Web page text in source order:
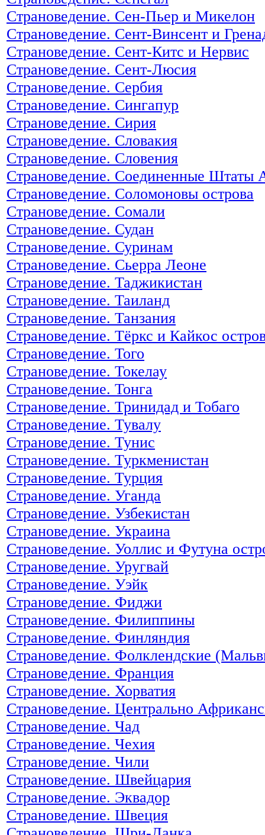
Страноведение. Сен-Пьер и Микелон
Страноведение. Сент-Винсент и
Страноведение. Сент-Китс и Нервис
Страноведение. Сент-Люсия
Страноведение. Сербия
Страноведение. Сингапур
Страноведение. Сирия
Страноведение. Словакия
Страноведение. Словения
Страноведение. Соединенные
Страноведение. Соломоновы острова
Страноведение. Сомали
Страноведение. Судан
Страноведение. Суринам
Страноведение. Сьерра Леоне
Страноведение. Таджикистан
Страноведение. Таиланд
Страноведение. Танзания
Страноведение. Тёркс и Кайкос
Страноведение. Того
Страноведение. Токелау
Страноведение. Тонга
Страноведение. Тринидад и Тобаго
Страноведение. Тувалу
Страноведение. Тунис
Страноведение. Туркменистан
Страноведение. Турция
Страноведение. Уганда
Страноведение. Узбекистан
Страноведение. Украина
Страноведение. Уоллис и Футуна
Страноведение. Уругвай
Страноведение. Уэйк
Страноведение. Фиджи
Страноведение. Филиппины
Страноведение. Финляндия
Страноведение. Фолклендские
Страноведение. Франция
Страноведение. Хорватия
Страноведение. Центрально
Страноведение. Чад
Страноведение. Чехия
Страноведение. Чили
Страноведение. Швейцария
Страноведение. Эквадор
Страноведение. Швеция